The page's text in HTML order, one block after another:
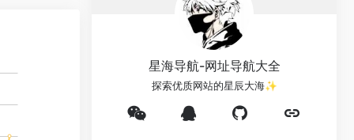
星海导航-网址导航大全
探索优质网站的星辰大海✨